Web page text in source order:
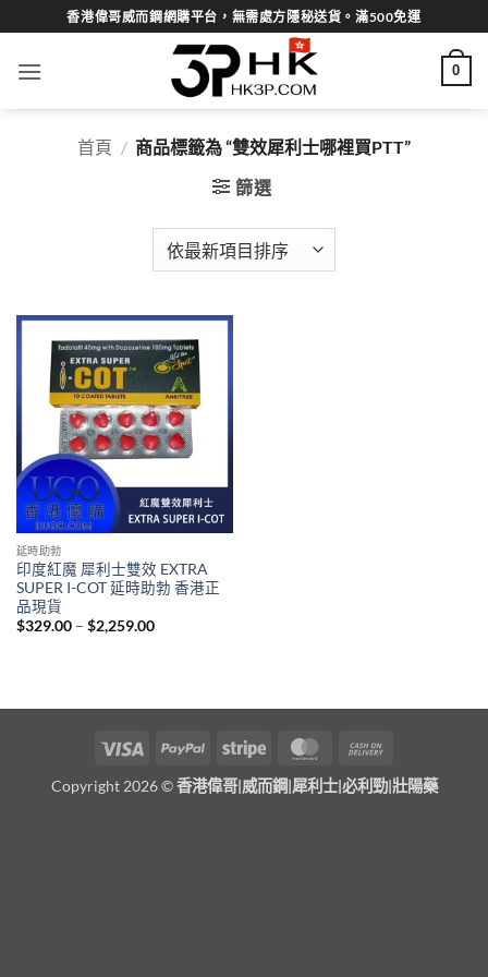
to
content
香港偉哥威而鋼網購平台，無需處方隱秘送貨。滿500免運
0
首頁 / 商品標籤為 “雙效犀利士哪裡買PTT”
篩選
延時助勃
印度紅魔 犀利士雙效 EXTRA
SUPER I-COT 延時助勃 香港正
品現貨
$329.00 – $2,259.00Price
Visa PayPal Stripe MasterCard
Delivery
Copyright 2026 ©香港偉哥|威而鋼|犀利士|必利勁|壯陽藥